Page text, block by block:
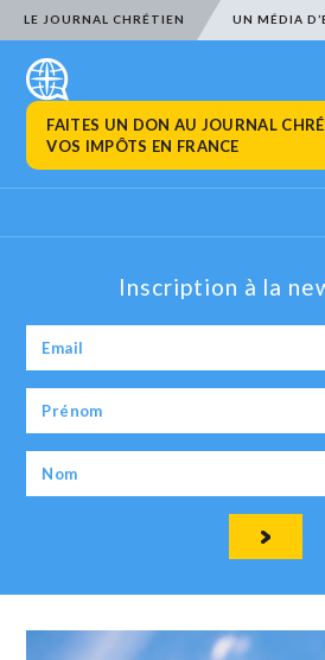
LE JOURNAL CHRÉTIEN UN MÉDIA
FAITES UN DON AU JOURNAL
VOS IMPÔTS EN FRANCE
Inscription à la